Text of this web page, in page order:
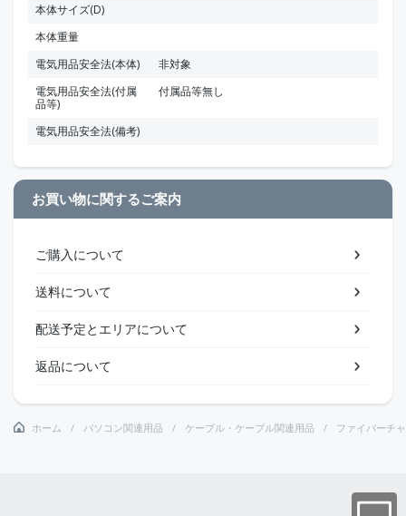
本体サイズ(D)
本体重量
電気用品安全法(本体)
非対象
電気用品安全法(付属
品等)
付属品等無し
電気用品安全法(備考)
お買い物に関するご案内
ご購入について
送料について
配送予定とエリアについて
返品について
ホーム パソコン関連用品 ケーブル・ケーブル関連用品 ファイバーチ